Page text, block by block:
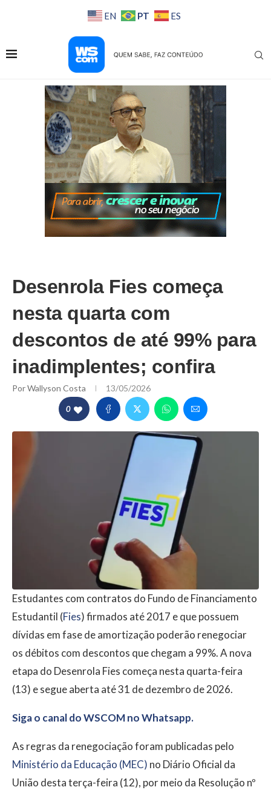
EN PT ES
Desenrola Fies começa
nesta quarta com
descontos de até 99% para
inadimplentes; confira
PorWallyson Costa 13/05/2026
0
Estudantes com contratos do Fundo de Financiamento
Estudantil (Fies) firmados até 2017 e que possuem
dívidas em fase de amortização poderão renegociar
os débitos com descontos que chegam a 99%. A nova
etapa do Desenrola Fies começa nesta quarta-feira
(13) e segue aberta até 31 de dezembro de 2026.
Siga o canal do WSCOM no Whatsapp.
As regras da renegociação foram publicadas pelo
Ministério da Educação (MEC) no Diário Oficial da
União desta terça-feira (12), por meio da Resolução nº